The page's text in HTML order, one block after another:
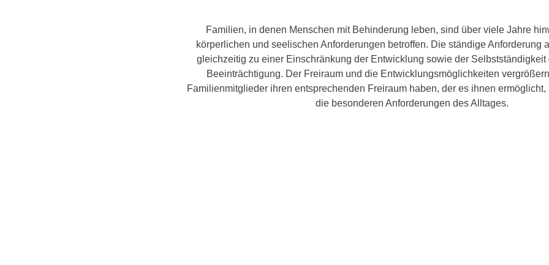
Familien, in denen Menschen mit Behinderung leben, sind über viele Jahre
körperlichen und seelischen Anforderungen betroffen. Die ständige Anforderung
gleichzeitig zu einer Einschränkung der Entwicklung sowie der Selbstständigkeit
Beeinträchtigung. Der Freiraum und die Entwicklungsmöglichkeiten
Familienmitglieder ihren entsprechenden Freiraum haben, der es ihnen ermöglicht,
die besonderen Anforderungen des Alltages.